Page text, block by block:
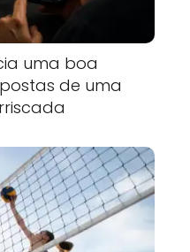
uma boa
de uma